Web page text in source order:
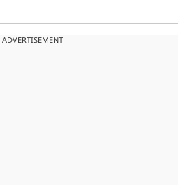
ADVERTISEMENT